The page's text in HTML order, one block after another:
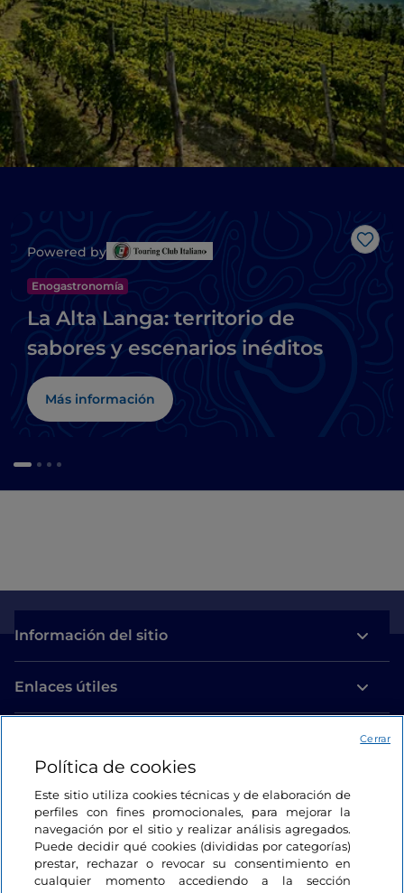
Me
Powered by
Enogastronomía
La Alta Langa: territorio de
sabores y escenarios inéditos
Más información
Información del sitio
Enlaces útiles
Estamos en contacto
Política de cookies
Este sitio utiliza cookies técnicas y de elaboración de
perfiles con fines promocionales, para mejorar la
navegación por el sitio y realizar análisis agregados.
Puede decidir qué cookies (divididas por categorías)
prestar, rechazar o revocar su consentimiento en
cualquier momento accediendo a la sección
Cerrar